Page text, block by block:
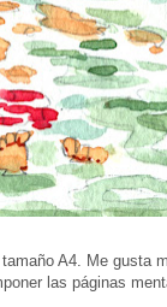
A4. Me gusta
las páginas